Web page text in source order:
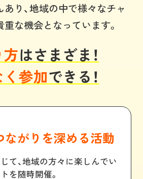
り、地域の中で様々なチャ
な機会となっています。
はさまざま！
参加できる！
ながりを深める活動
て、地域の方々に楽しんでい
を随時開催。